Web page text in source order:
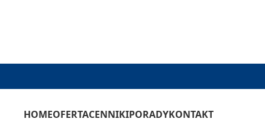
HOMEOFERTACENNIKIPORADYKONTAKT